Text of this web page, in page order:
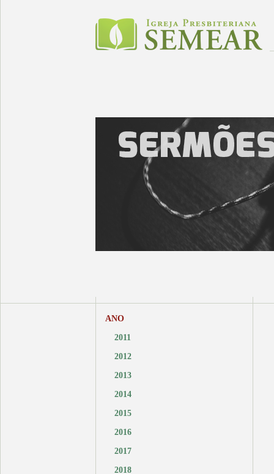
ANO
2011
2012
2013
2014
2015
2016
2017
2018